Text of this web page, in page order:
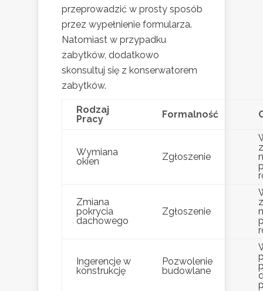
przeprowadzić w prosty sposób
przez wypełnienie formularza.
Natomiast w przypadku
zabytków, dodatkowo
skonsultuj się z konserwatorem
zabytków.
Rodzaj
Pracy
Formalność
Wymiana
okien
Zgłoszenie
Zmiana
pokrycia
dachowego
Zgłoszenie
Ingerencje w
konstrukcję
Pozwolenie
budowlane